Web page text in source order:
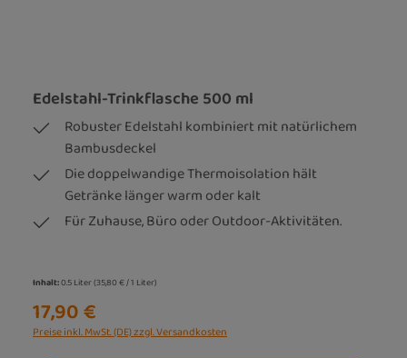
Edelstahl-Trinkflasche 500 ml
Robuster Edelstahl kombiniert mit natürlichem
Bambusdeckel
Die doppelwandige Thermoisolation hält
Getränke länger warm oder kalt
Für Zuhause, Büro oder Outdoor-Aktivitäten.
Inhalt:0.5 Liter(35,80 € / 1 Liter)
17,90 €
Preise inkl. MwSt. (DE) zzgl. Versandkosten